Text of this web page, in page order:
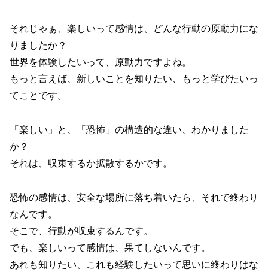
それじゃぁ、楽しいって感情は、どんな行動の原動力にな
りましたか？
世界を体験したいって、原動力ですよね。
もっと言えば、新しいことを知りたい、もっと学びたいっ
てことです。
「楽しい」と、「恐怖」の構造的な違い、わかりました
か？
それは、収束するか拡散するかです。
恐怖の感情は、安全な場所に落ち着いたら、それで終わり
なんです。
そこで、行動が収束するんです。
でも、楽しいって感情は、果てしないんです。
あれも知りたい、これも経験したいって思いに終わりはな